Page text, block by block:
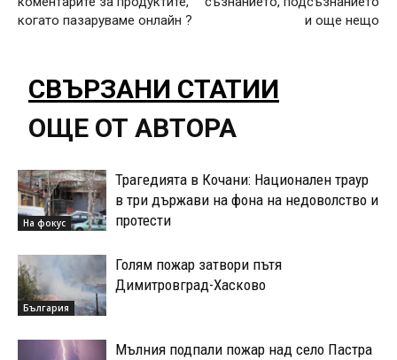
когато пазаруваме онлайн ?
и още нещо
СВЪРЗАНИ СТАТИИ
ОЩЕ ОТ АВТОРА
На фокус
Трагедията в Кочани: Национален траур
в три държави на фона на недоволство и
протести
България
Голям пожар затвори пътя
Димитровград-Хасково
Мълния подпали пожар над село Пастра